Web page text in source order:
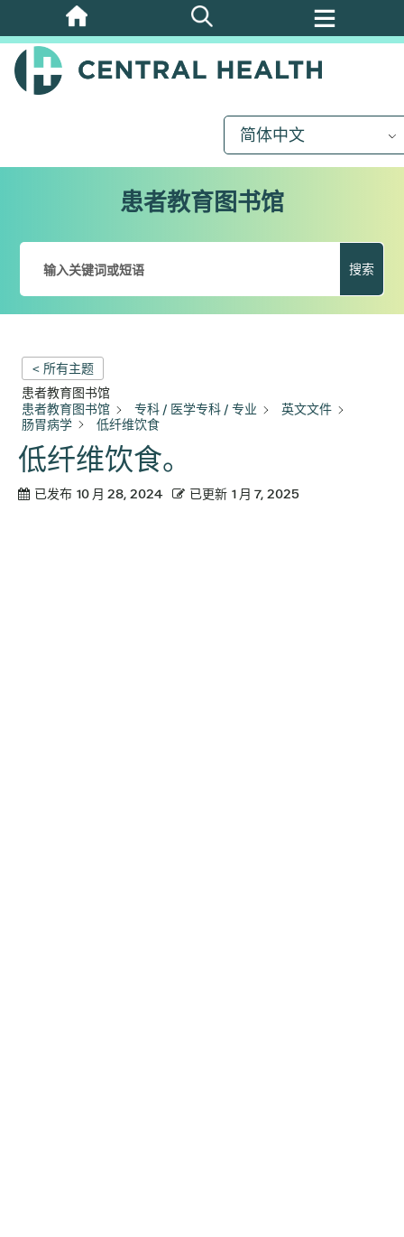
跳
至
主
简体中文
患者教育图书馆
搜索
< 所有主题
患者教育图书馆
患者教育图书馆
专科 / 医学专科 / 专业
英文文件
肠胃病学
低纤维饮食
低纤维饮食。
已发布 10 月 28, 2024 已更新 1 月 7, 2025